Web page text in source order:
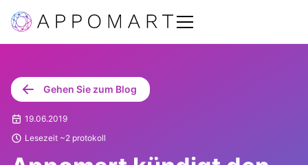
Gehen Sie zum Blog
19.06.2019
Lesezeit ~2 protokoll